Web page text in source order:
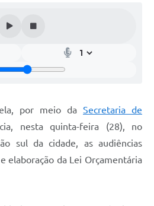
por meio da Secretaria de
nesta quinta-feira (28), no
sul da cidade, as audiências
elaboração da Lei Orçamentária